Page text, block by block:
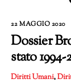
22 MAGGIO 2020
Dossier
stato 1994-
Diritti Umani,